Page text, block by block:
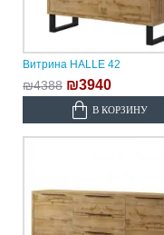
Витрина HALLE 42
₪4388 ₪3940
В КОРЗИНУ